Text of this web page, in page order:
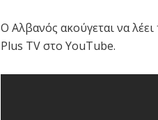
Ο Αλβανός ακούγεται να
Plus TV στο YouTube.